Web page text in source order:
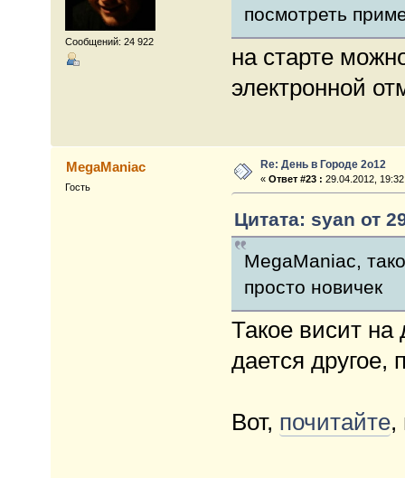
Сообщений: 24 922
посмотреть
на старте
электронной
MegaManiac
Гость
Re: День в Городе 2о12
«Ответ #23 : 29.04.2012,
Цитата: syan от
MegaManiac,
просто новичек
Такое висит на
дается
Вот, почитайте,